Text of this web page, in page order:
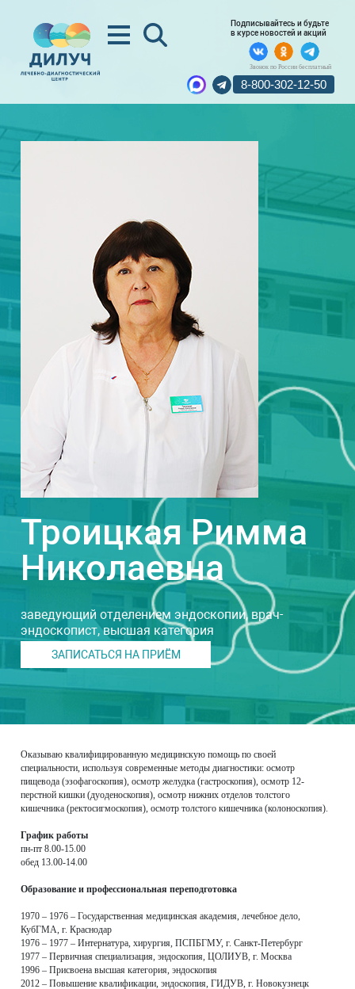
Подписывайтесь и будьте
в курсе новостей и акций
Звонок по России бесплатный
8-800-302-12-50
Троицкая Римма
Николаевна
заведующий отделением эндоскопии, врач-
эндоскопист, высшая категория
ЗАПИСАТЬСЯ НА ПРИЁМ
Оказываю квалифицированную медицинскую помощь по своей
специальности, используя современные методы диагностики: осмотр
пищевода (эзофагоскопия), осмотр желудка (гастроскопия), осмотр 12-
перстной кишки (дуоденоскопия), осмотр нижних отделов толстого
кишечника (ректосигмоскопия), осмотр толстого кишечника (колоноскопия).
График работы
пн-пт 8.00-15.00
обед 13.00-14.00
Образование и профессиональная переподготовка
1970 – 1976 – Государственная медицинская академия, лечебное дело,
КубГМА, г. Краснодар
1976 – 1977 – Интернатура, хирургия, ПСПБГМУ, г. Санкт-Петербург
1977 – Первичная специализация, эндоскопия, ЦОЛИУВ, г. Москва
1996 – Присвоена высшая категория, эндоскопия
2012 – Повышение квалификации, эндоскопия, ГИДУВ, г. Новокузнецк